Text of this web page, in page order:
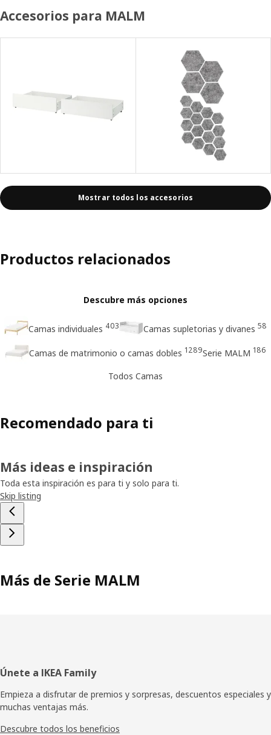
Accesorios para MALM
Mostrar todos los accesorios
Productos relacionados
Descubre más opciones
Camas individuales 403 Camas supletorias y divanes 58
Camas de matrimonio o camas dobles 1289Serie MALM 186
Todos Camas
Recomendado para ti
Más ideas e inspiración
Toda esta inspiración es para ti y solo para ti.
Skip listing
Más de Serie MALM
Pie
de
página
Únete a IKEA Family
Empieza a disfrutar de premios y sorpresas, descuentos especiales y
muchas ventajas más.
Descubre todos los beneficios